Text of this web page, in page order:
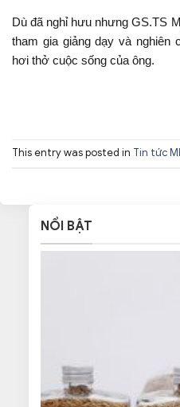
Dù đã nghỉ hưu nhưng GS.TS
tham gia giảng dạy và nghiên
hơi thở cuộc sống của ông.
This entry was posted in Tin tức
NỔI BẬT